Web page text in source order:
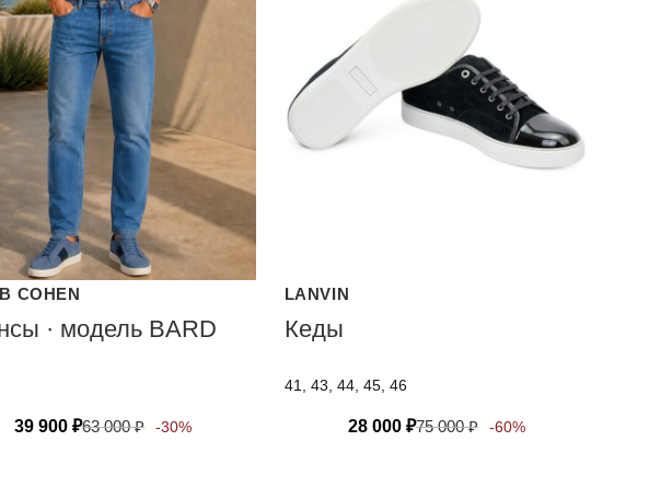
COHEN
· модель BARD
39 900₽63 000₽ -30%
LANVIN
Кеды
41, 43, 44, 45, 46
28 000 ₽75 000₽ -60%